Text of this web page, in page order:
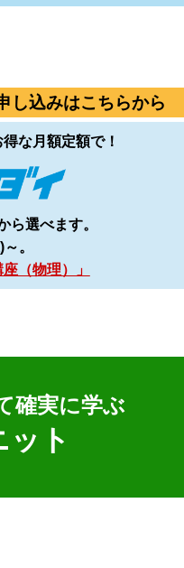
し込みはこちらから
な月額定額で！
ら選べます。
。
（物理）」
確実に学ぶ
ット